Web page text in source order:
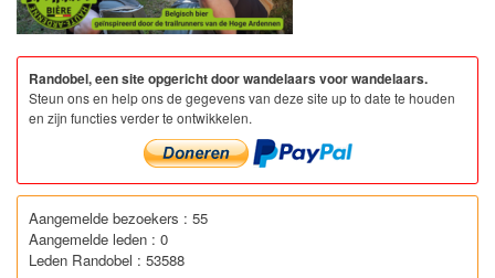
Randobel, een site opgericht door wandelaars voor wandelaars.
Steun ons en help ons de gegevens van deze site up to date te houden
en zijn functies verder te ontwikkelen.
Aangemelde bezoekers : 55
Aangemelde leden : 0
Leden Randobel : 53588